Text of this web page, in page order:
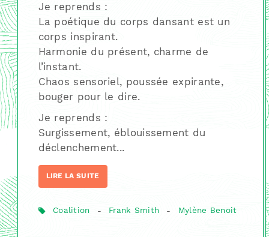
Je reprends :
La poétique du corps dansant est un
corps inspirant.
Harmonie du présent, charme de
l’instant.
Chaos sensoriel, poussée expirante,
bouger pour le dire.
Je reprends :
Surgissement, éblouissement du
déclenchement...
LIRE LA SUITE
Coalition - Frank Smith - Mylène Benoit